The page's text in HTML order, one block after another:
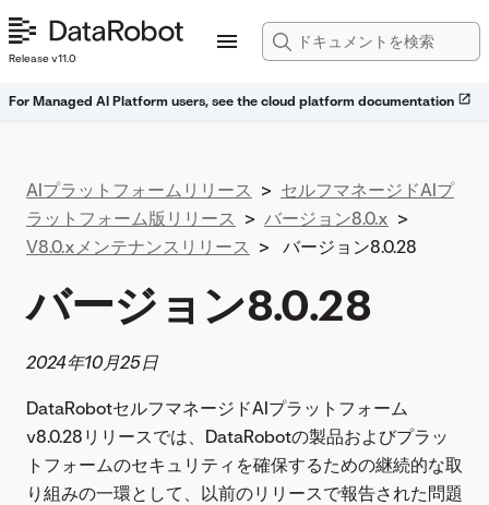
Release v11.0
For Managed AI Platform users, see the cloud platform documentation
AIプラットフォームリリース > セルフマネージドAIプ
ラットフォーム版リリース > バージョン8.0.x >
V8.0.xメンテナンスリリース > バージョン8.0.28
バージョン8.0.28
2024年10月25日
DataRobotセルフマネージドAIプラットフォーム
v8.0.28リリースでは、DataRobotの製品およびプラッ
トフォームのセキュリティを確保するための継続的な取
り組みの一環として、以前のリリースで報告された問題